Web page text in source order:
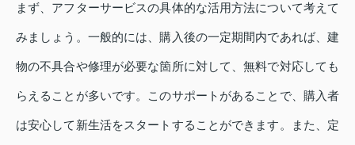
まず、アフターサービスの具体的な活用方法について考えて
みましょう。一般的には、購入後の一定期間内であれば、建
物の不具合や修理が必要な箇所に対して、無料で対応しても
らえることが多いです。このサポートがあることで、購入者
は安心して新生活をスタートすることができます。また、定